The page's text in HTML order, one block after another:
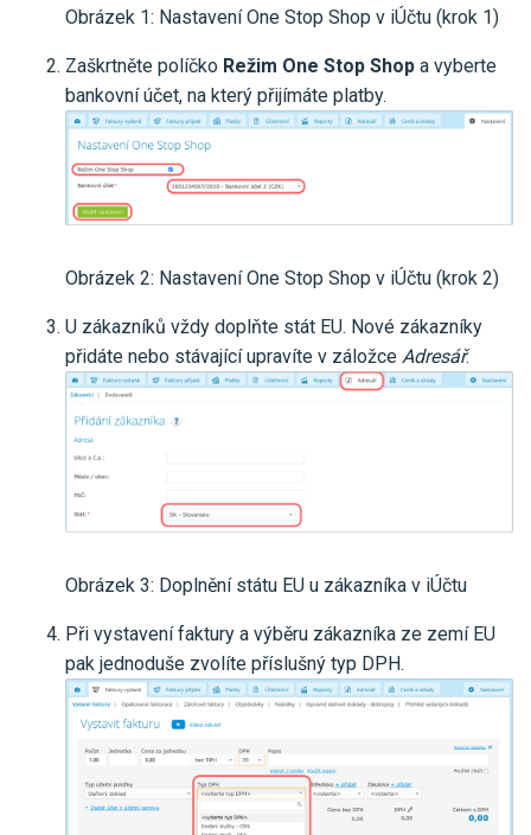
Obrázek 1: Nastavení One Stop Shop v iÚčtu (krok 1)
Zaškrtněte políčko Režim One Stop Shop a vyberte
bankovní účet, na který přijímáte platby.
Obrázek 2: Nastavení One Stop Shop v iÚčtu (krok 2)
U zákazníků vždy doplňte stát EU. Nové zákazníky
přidáte nebo stávající upravíte v záložce Adresář.
Obrázek 3: Doplnění státu EU u zákazníka v iÚčtu
Při vystavení faktury a výběru zákazníka ze zemí EU
pak jednoduše zvolíte příslušný typ DPH.